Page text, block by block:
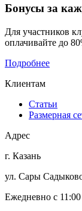
Бонусы за
Для участников
оплачивайте до
Подробнее
Клиентам
Статьи
Размерная
Адрес
г. Казань
ул. Сары
Ежедневно с